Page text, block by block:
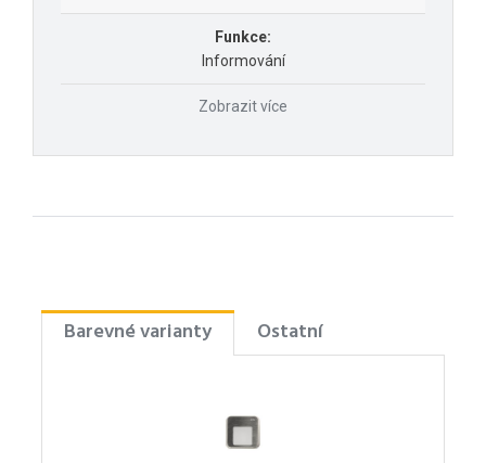
Funkce:
Informování
Zobrazit více
Barevné varianty Ostatní